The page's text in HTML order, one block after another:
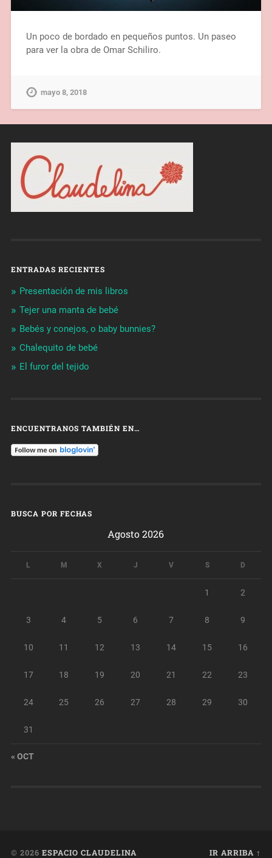
Un poco de bordado en pequeños puntos. Un paseo
para ver la obra de Omar Schiliro.
mayo 8, 2018
ENTRADAS RECIENTES
Presentación de mis libros
Tejer una manta de bebé
Bebés y conejos, o baby bunnies?
Chalequito de bebé
El furor del tejido
ENCUENTRANOS TAMBIÉN EN…
BUSCA POR FECHAS
Agosto 2026
L M X J V S D
1 2
3 4 5 6 7 8 9
10 11 12 13 14 15 16
17 18 19 20 21 22 23
24 25 26 27 28 29 30
31
« OCT
© 2026 ESPACIO CLAUDELINA IR ARRIBA ↑